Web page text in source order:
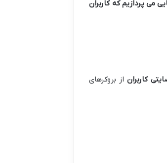
می پردازیم که کاربران
کاربراناز بروکرهای